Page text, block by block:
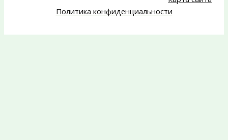
Политика конфиденциальности